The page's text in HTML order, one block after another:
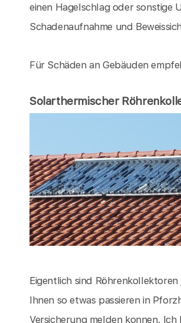
einen Hagelschlag oder sonstige
Schadenaufnahme und
Für Schäden an Gebäuden
Solarthermischer
Eigentlich sind
Ihnen so etwas passieren in
Versicherung melden konnen.